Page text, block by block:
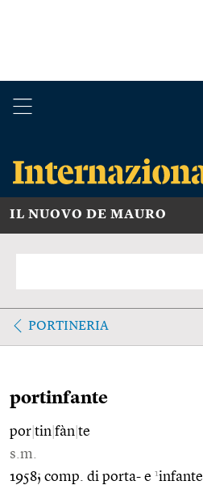
IL NUOVO DE MAURO
PORTINERIA
portinfante
por tin fàn te
s.m.
1958; comp. di porta- e 1infante.